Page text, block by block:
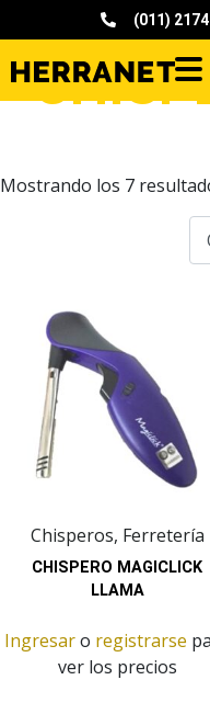
(011)
Mostrando los 7
Chisperos, Ferretería
CHISPERO MAGICLICK
LLAMA
Ingresaro registrarse
ver los precios